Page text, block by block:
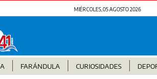
MIÉRCOLES, 05 AGOSTO 2026
FARÁNDULA CURIOSIDADES